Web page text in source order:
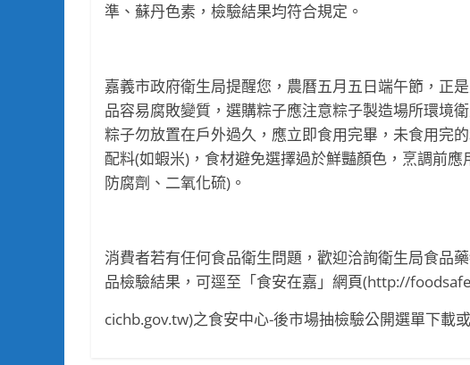
準、蘇丹色素，檢驗結果均符合規定。
嘉義市政府衛生局提醒您，農曆五月五日端午節，正
品容易腐敗變質，選購粽子應注意粽子製造場所環境
粽子勿放置在戶外過久，應立即食用完畢，未食用完
配料(如蝦米)，食材避免選擇過於鮮豔顏色，烹調前
防腐劑、二氧化硫)。
消費者若有任何食品衛生問題，歡迎洽詢衛生局食品
品檢驗結果，可逕至「食安在嘉」網頁(http://
cichb.gov.tw)之食安中心-後市場抽檢驗公開選單下載